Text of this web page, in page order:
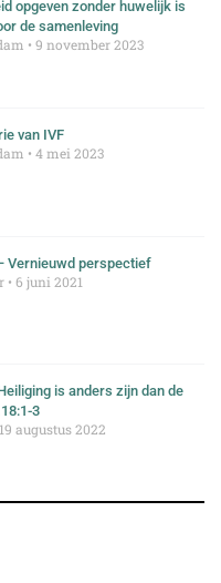
opgeven zonder huwelijk is
de samenleving
9 november 2023
van IVF
4 mei 2023
Vernieuwd perspectief
6 juni 2021
is anders zijn dan de
3
19 augustus 2022